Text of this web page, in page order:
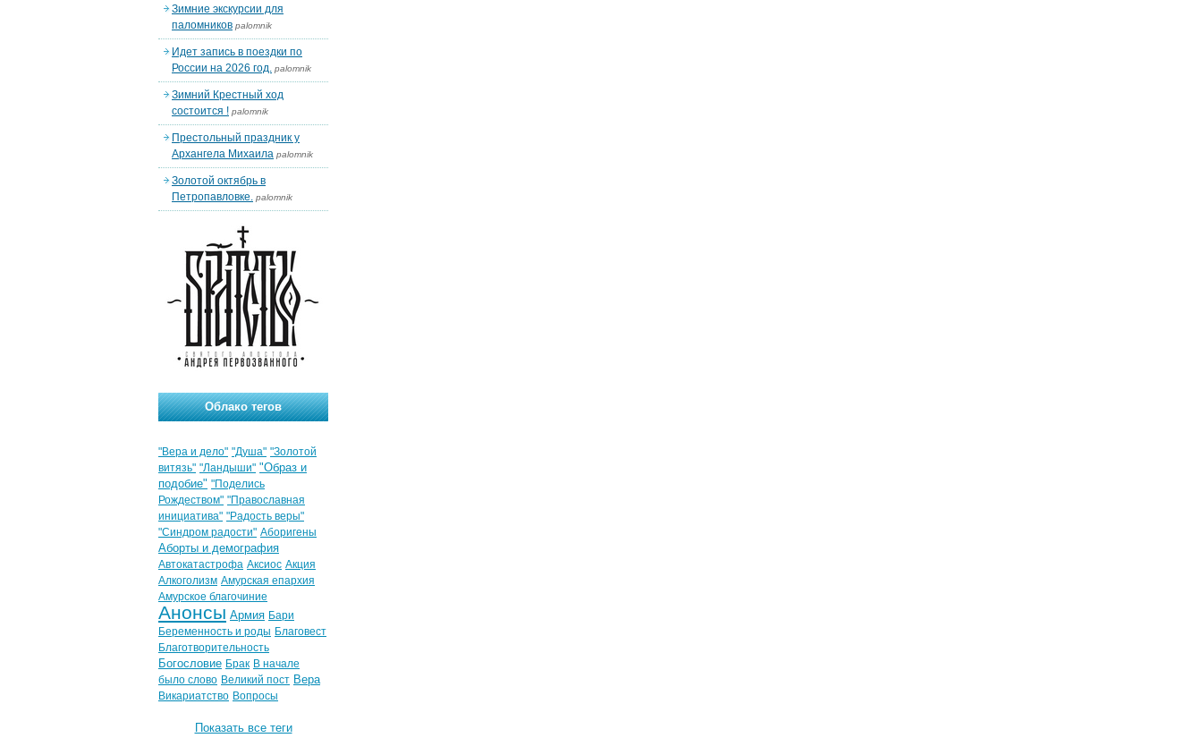
Зимние экскурсии для
паломников palomnik
Идет запись в поездки по
России на 2026 год. palomnik
Зимний Крестный ход
состоится ! palomnik
Престольный праздник у
Архангела Михаила palomnik
Золотой октябрь в
Петропавловке. palomnik
Облако тегов
"Вера и дело" "Душа" "Золотой
витязь" "Ландыши" "Образ и
подобие" "Поделись
Рождеством" "Православная
инициатива" "Радость веры"
"Синдром радости" Аборигены
Аборты и демография
Автокатастрофа Аксиос Акция
Алкоголизм Амурская епархия
Амурское благочиние
Анонсы Армия Бари
Беременность и роды Благовест
Благотворительность
Богословие Брак В начале
было слово Великий пост Вера
Викариатство Вопросы
Показать все теги